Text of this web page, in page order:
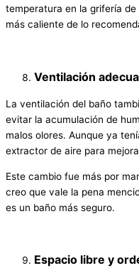
temperatura en la grifería
más caliente de lo
Ventilación
La ventilación del baño
evitar la acumulación de
malos olores. Aunque ya
extractor de aire para
Este cambio fue más por
creo que vale la pena
es un baño más seguro.
Espacio libre y